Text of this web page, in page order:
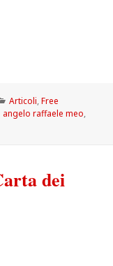
Categorie
Articoli,Free
Tag
angelo raffaele meo,
dei